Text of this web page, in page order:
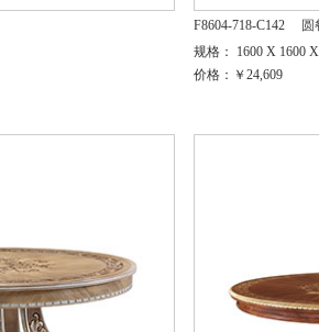
F8604-718-C142
圆
规格： 1600 X 1600
价格：￥24,609